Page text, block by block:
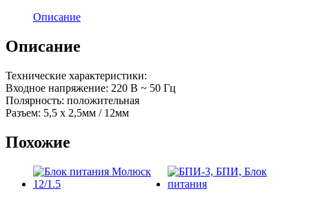
Описание
Описание
Технические характеристики:
Входное напряжение: 220 В ~ 50 Гц
Полярность: положительная
Разъем: 5,5 х 2,5мм / 12мм
Похожие